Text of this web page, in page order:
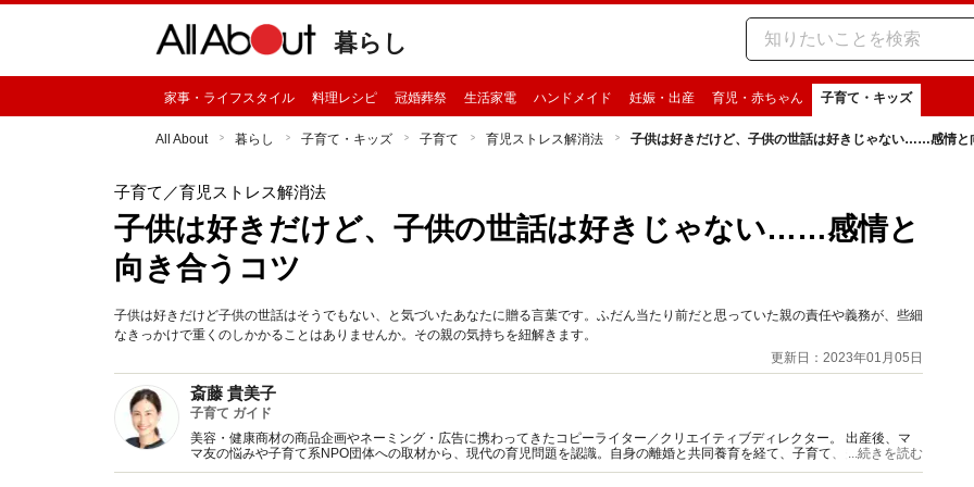
暮らし
家事・ライフスタイル 料理レシピ 冠婚葬祭 生活家電 ハンドメイド 妊娠・出産 育児・赤ちゃん 子育て・キッズ
All About 暮らし 子育て・キッズ 子育て 育児ストレス解消法 子供は好きだけど、子供の世話は好きじゃない……感情と
子育て ／育児ストレス解消法
子供は好きだけど、子供の世話は好きじゃない……感情と
向き合うコツ
子供は好きだけど子供の世話はそうでもない、と気づいたあなたに贈る言葉です。ふだん当たり前だと思っていた親の責任や義務が、些細
なきっかけで重くのしかかることはありませんか。その親の気持ちを紐解きます。
更新日：2023年01月05日
斎藤 貴美子
子育て ガイド
美容・健康商材の商品企画やネーミング・広告に携わってきたコピーライター／クリエイティブディレクター。 出産後、マ
マ友の悩みや子育て系NPO団体への取材から、現代の育児問題を認識。自身の離婚と共同養育を経て、子育て、夫婦問題、離
婚、養育形態などの実態を発信中。
...続きを読む